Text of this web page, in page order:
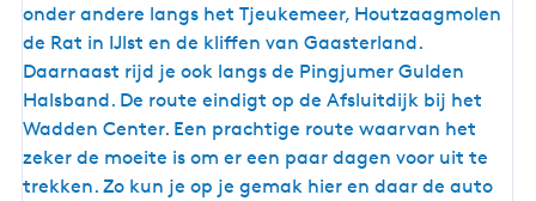
t
o
r
o
u
t
e
onder andere langs het Tjeukemeer, Houtzaagmolen
de Rat in IJlst en de kliffen van Gaasterland.
Daarnaast rijd je ook langs de Pingjumer Gulden
Halsband. De route eindigt op de Afsluitdijk bij het
Wadden Center. Een prachtige route waarvan het
zeker de moeite is om er een paar dagen voor uit te
trekken. Zo kun je op je gemak hier en daar de auto